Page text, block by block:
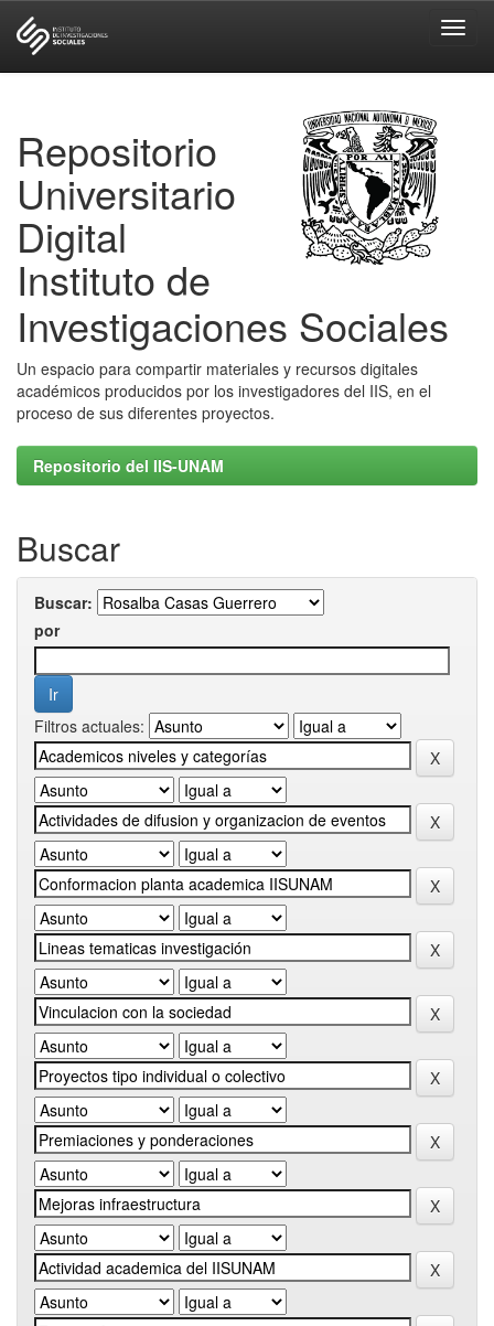
Repositorio
Universitario
Digital
Instituto de
Investigaciones Sociales
Un espacio para compartir materiales y recursos digitales
académicos producidos por los investigadores del IIS, en el
proceso de sus diferentes proyectos.
Repositorio del IIS-UNAM
Buscar
Buscar:
por
Filtros actuales: